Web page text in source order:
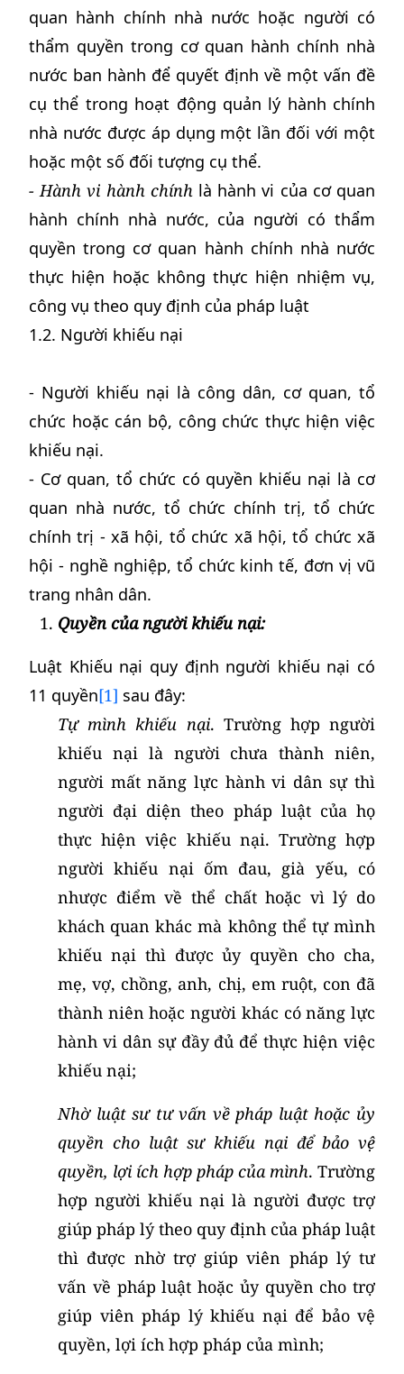
quan hành chính nhà nước hoặc người có
thẩm quyền trong cơ quan hành chính nhà
nước ban hành để quyết định về một vấn đề
cụ thể trong hoạt động quản lý hành chính
nhà nước được áp dụng một lần đối với một
hoặc một số đối tượng cụ thể.
- Hành vi hành chínhlà hành vi của cơ quan
hành chính nhà nước, của người có thẩm
quyền trong cơ quan hành chính nhà nước
thực hiện hoặc không thực hiện nhiệm vụ,
công vụ theo quy định của pháp luật
1.2. Người khiếu nại
- Người khiếu nại là công dân, cơ quan, tổ
chức hoặc cán bộ, công chức thực hiện việc
khiếu nại.
- Cơ quan, tổ chức có quyền khiếu nại là cơ
quan nhà nước, tổ chức chính trị, tổ chức
chính trị - xã hội, tổ chức xã hội, tổ chức xã
hội - nghề nghiệp, tổ chức kinh tế, đơn vị vũ
trang nhân dân.
Quyền của người khiếu nại:
Luật Khiếu nại quy định người khiếu nại có
11 quyền[1] sau đây:
Tự mình khiếu nại. Trường hợp người
khiếu nại là người chưa thành niên,
người mất năng lực hành vi dân sự thì
người đại diện theo pháp luật của họ
thực hiện việc khiếu nại. Trường hợp
người khiếu nại ốm đau, già yếu, có
nhược điểm về thể chất hoặc vì lý do
khách quan khác mà không thể tự mình
khiếu nại thì được ủy quyền cho cha,
mẹ, vợ, chồng, anh, chị, em ruột, con đã
thành niên hoặc người khác có năng lực
hành vi dân sự đầy đủ để thực hiện việc
khiếu nại;
Nhờ luật sư tư vấn về pháp luật hoặc ủy
quyền cho luật sư khiếu nại để bảo vệ
quyền, lợi ích hợp pháp của mình. Trường
hợp người khiếu nại là người được trợ
giúp pháp lý theo quy định của pháp luật
thì được nhờ trợ giúp viên pháp lý tư
vấn về pháp luật hoặc ủy quyền cho trợ
giúp viên pháp lý khiếu nại để bảo vệ
quyền, lợi ích hợp pháp của mình;